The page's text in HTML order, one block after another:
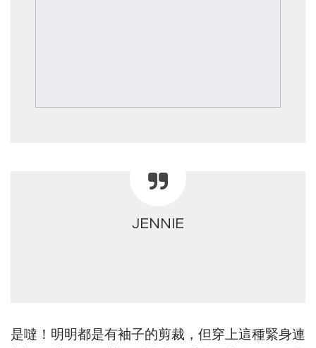
JENNIE
是噠！明明都是有袖子的剪裁，但穿上這種緊身連